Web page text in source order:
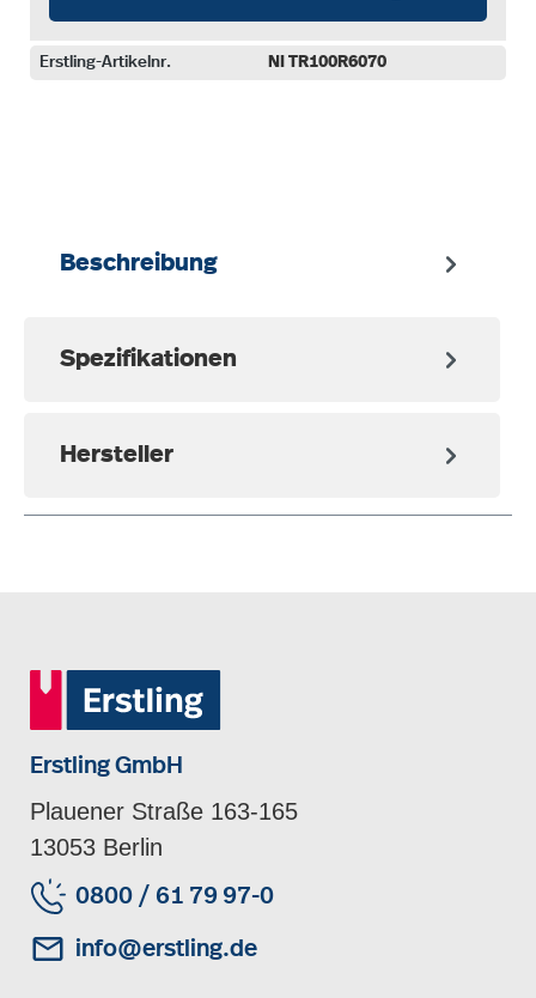
Erstling-Artikelnr. NI TR100R6070
Beschreibung
Spezifikationen
Hersteller
Erstling GmbH
Plauener Straße 163-165
13053 Berlin
0800 / 61 79 97-0
info@erstling.de